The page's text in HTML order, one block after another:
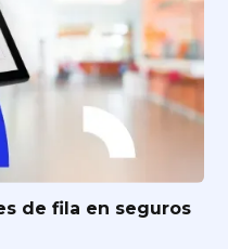
de fila en seguros